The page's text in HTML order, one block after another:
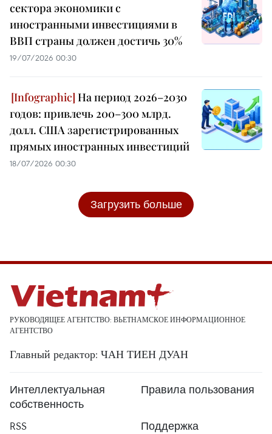
сектора экономики с
иностранными инвестициями в
ВВП страны должен достичь 30%
19/07/2026 00:30
На период 2026–2030
годов: привлечь 200–300 млрд.
долл. США зарегистрированных
прямых иностранных инвестиций
18/07/2026 00:30
Загрузить больше
РУКОВОДЯЩЕЕ АГЕНТСТВО: ВЬЕТНАМСКОЕ ИНФОРМАЦИОННОЕ
АГЕНТСТВО
Главный редактор: ЧАН ТИЕН ДУАН
Интеллектуальная
собственность
Правила пользования
RSS Поддержка